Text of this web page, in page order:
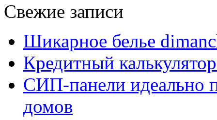
Свежие записи
Шикарное белье
Кредитный
СИП-панели идеально
домов